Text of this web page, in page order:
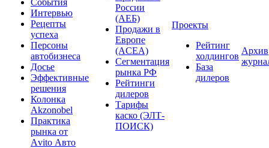
События
Интервью
Рецепты
успеха
Персоны
автобизнеса
Досье
Эффективные
решения
Колонка
Akzonobel
Практика
рынка от
Аvito Авто
России
(АЕБ)
Продажи в
Европе
(ACEA)
Сегментация
рынка РФ
Рейтинги
дилеров
Тарифы
каско (ЭЛТ-
ПОИСК)
Проекты
Рейтинг
холдингов
База
дилеров
Архив